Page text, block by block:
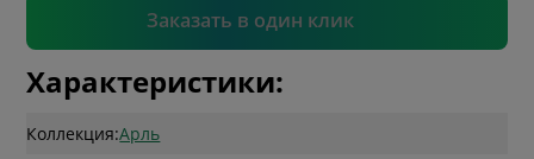
Заказать в один клик
Подтвердить
Характеристики:
Коллекция:Арль